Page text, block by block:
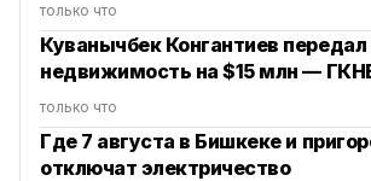
только что
Куванычбек Конгантиев передал
недвижимость на $15 млн —
только что
Где 7 августа в Бишкеке и
отключат электричество